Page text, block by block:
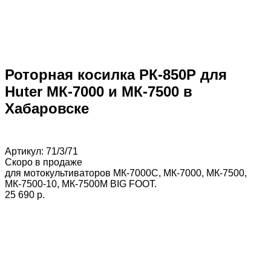
Роторная косилка РК-850Р для
Huter МК-7000 и МК-7500 в
Хабаровске
Артикул: 71/3/71
Скоро в продаже
для мотокультиваторов МК-7000С, МК-7000, МК-7500,
МК-7500-10, МК-7500М BIG FOOT.
25 690 p.